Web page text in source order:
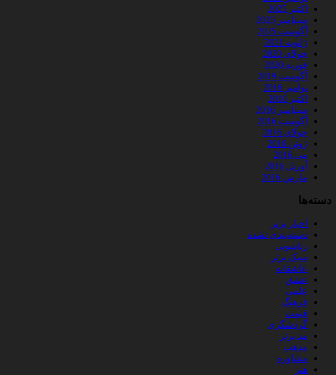
اکتبر 2025
سپتامبر 2025
آگوست 2025
ژانویه 2021
جولای 2020
فوریه 2020
آگوست 2019
نوامبر 2016
اکتبر 2016
سپتامبر 2016
آگوست 2016
جولای 2016
ژوئن 2016
می 2016
آوریل 2016
مارس 2016
دسته‌ها
اخبار برتر
دسته‌بندی نشده
زناشویی
سبک برتر
عاشقانه
عشق
علمی
فرهنگ
قیمت
گردشگری
مد برتر
مذهب
مشاوره
هنر